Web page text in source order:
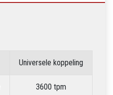
Universele koppeling
3600 tpm